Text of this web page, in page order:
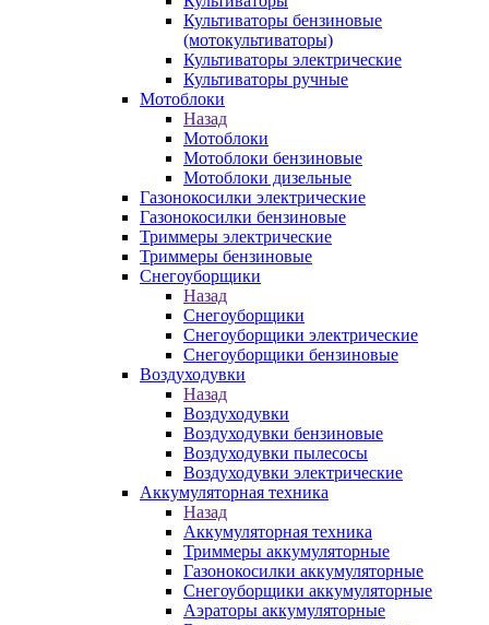
Культиваторы бензиновые
(мотокультиваторы)
Культиваторы электрические
Культиваторы ручные
Мотоблоки
Назад
Мотоблоки
Мотоблоки бензиновые
Мотоблоки дизельные
Газонокосилки электрические
Газонокосилки бензиновые
Триммеры электрические
Триммеры бензиновые
Снегоуборщики
Назад
Снегоуборщики
Снегоуборщики электрические
Снегоуборщики бензиновые
Воздуходувки
Назад
Воздуходувки
Воздуходувки бензиновые
Воздуходувки пылесосы
Воздуходувки электрические
Аккумуляторная техника
Назад
Аккумуляторная техника
Триммеры аккумуляторные
Газонокосилки аккумуляторные
Снегоуборщики аккумуляторные
Аэраторы аккумуляторные